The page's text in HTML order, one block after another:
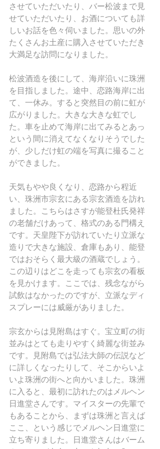
させていただいたり、バー松波まで見
せていただいたり、お酒についても詳
しいお話を色々伺いました。思いの外
たくさんお土産に購入させていただき
大満足な訪問になりました。
松波酒造を後にして、海岸沿いに珠洲
を目指しました。途中、恋路海岸に出
て、一休み。すると突然目の前に虹が
広がりました。大きな大きな虹でし
た。車を止めて海岸に出てみるとあっ
という間に消えてなくなりそうでした
が、少しだけ虹の端を写真に撮ること
ができました。
天気もやや良くなり、恋路から程近
い、珠洲市宗玄にある宗玄酒造を訪れ
ました。こちらはさすが能登杜氏発祥
の老舗だけあって、格式のある門構え
です。天皇陛下が訪れていたり立派な
造りで大きな施設、倉庫もあり、能登
ではおそらく最大級の酒蔵でしょう。
この辺りはどこを走っても宗玄の看板
を見かけます。ここでは、残念ながら
試飲はなかったのですが、立派なディ
スプレーには威厳がありました。
宗玄からは見附島はすぐ。宝立町の街
並みはとても走りやすく綺麗な街並み
です。見附島では弘法大師の伝説など
に詳しくなったりして、そこからいよ
いよ珠洲の街へと向かいました。珠洲
に入ると、最初に訪れたのはメルヘン
日進堂さんです。マイスターの先輩で
もあることから、まずは珠洲と言えば
ここ、という感じでメルヘン日進堂に
立ち寄りました。日進堂さんはバーム